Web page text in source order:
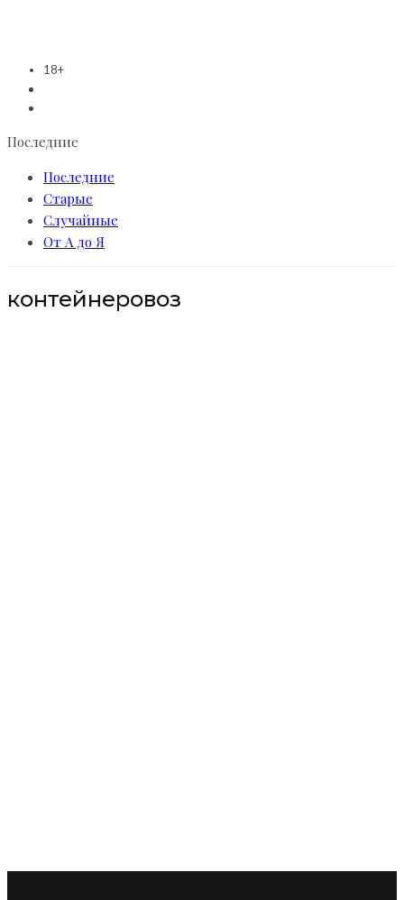
18+
Последние
Последние
Старые
Случайные
От А до Я
контейнеровоз